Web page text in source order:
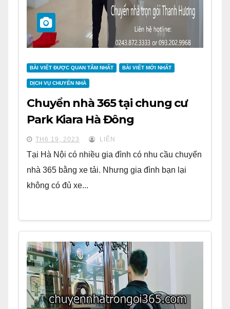
BÀI VIẾT ĐƯỢC QUAN TÂM NHẤT BÀI VIẾT MỚI NHẤT
DỊCH VỤ CHUYỂN NHÀ
Chuyển nhà 365 tại chung cư
Park Kiara Hà Đông
TH6 19, 2023 LIÊN
Tại Hà Nội có nhiều gia đình có nhu cầu chuyển
nhà 365 bằng xe tải. Nhưng gia đình bạn lại
không có đủ xe...